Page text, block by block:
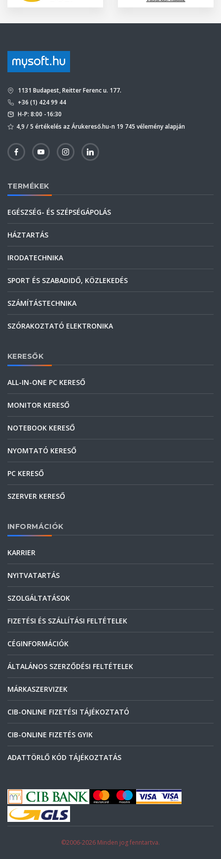
1131 Budapest, Reitter Ferenc u. 177.
+36 (1) 424 99 44
H-P: 8:00 -16:30
4,9 / 5 értékelés az Árukereső.hu-n 19 745 vélemény alapján
TERMÉKEK
EGÉSZSÉG- ÉS SZÉPSÉGÁPOLÁS
HÁZTARTÁS
IRODATECHNIKA
SPORT ÉS SZABADIDŐ, KÖZLEKEDÉS
SZÁMÍTÁSTECHNIKA
SZÓRAKOZTATÓ ELEKTRONIKA
KERESŐK
ALL-IN-ONE PC KERESŐ
MONITOR KERESŐ
NOTEBOOK KERESŐ
NYOMTATÓ KERESŐ
PC KERESŐ
SZERVER KERESŐ
INFORMÁCIÓK
KARRIER
NYITVATARTÁS
SZOLGÁLTATÁSOK
FIZETÉSI ÉS SZÁLLÍTÁSI FELTÉTELEK
CÉGINFORMÁCIÓK
ÁLTALÁNOS SZERZŐDÉSI FELTÉTELEK
MÁRKASZERVIZEK
CIB-ONLINE FIZETÉSI TÁJÉKOZTATÓ
CIB-ONLINE FIZETÉS GYIK
ADATTÖRLŐ KÓD TÁJÉKOZTATÁS
©2006-2026 Minden jog fenntartva.